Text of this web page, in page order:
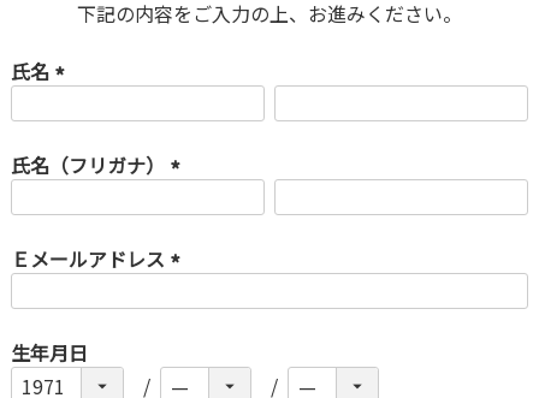
下記の内容をご入力の上、お進みください。
氏名
須
氏名（フリガナ）
須
Ｅメールアドレス
)
生年月日